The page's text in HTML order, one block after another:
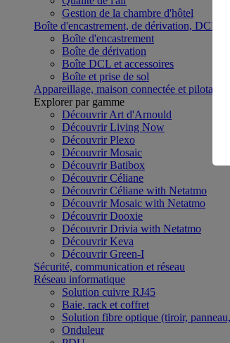
Gestion de la chambre d'hôtel
Boîte d'encastrement, de dérivation, DCL
Boîte d'encastrement
Boîte de dérivation
Boîte DCL et accessoires
Boîte et prise de sol
Appareillage, maison connectée et pilotage
Explorer par gamme
Découvrir Art d'Arnould
Découvrir Living Now
Découvrir Plexo
Découvrir Mosaic
Découvrir Batibox
Découvrir Céliane
Découvrir Céliane with Netatmo
Découvrir Mosaic with Netatmo
Découvrir Dooxie
Découvrir Drivia with Netatmo
Découvrir Keva
Découvrir Green-I
Sécurité, communication et réseau
Réseau informatique
Solution cuivre RJ45
Baie, rack et coffret
Solution fibre optique (tiroir,
Onduleur